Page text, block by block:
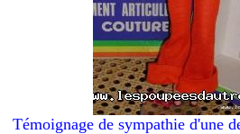
Témoignage de sympathie d'une